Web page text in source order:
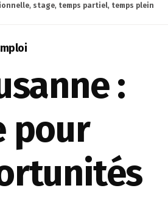
, stage, temps partiel, temps plein
:
pour